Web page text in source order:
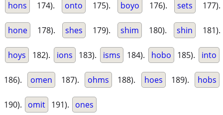
hons 174). onto 175). boyo 176). sets 177).
hone 178). shes 179). shim 180). shin 181).
hoys 182). ions 183). isms 184). hobo 185). into
186). omen 187). ohms 188). hoes 189). hobs
190). omit 191). ones